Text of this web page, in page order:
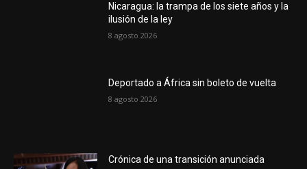
Nicaragua: la trampa de los siete años y la
ilusión de la ley
8 agosto 2026
Deportado a África sin boleto de vuelta
8 agosto 2026
Crónica de una transición anunciada